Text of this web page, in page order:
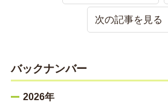
次の記事を見る
バックナンバー
2026年